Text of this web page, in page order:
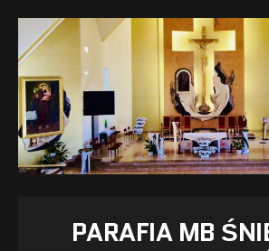
PARAFIA MB